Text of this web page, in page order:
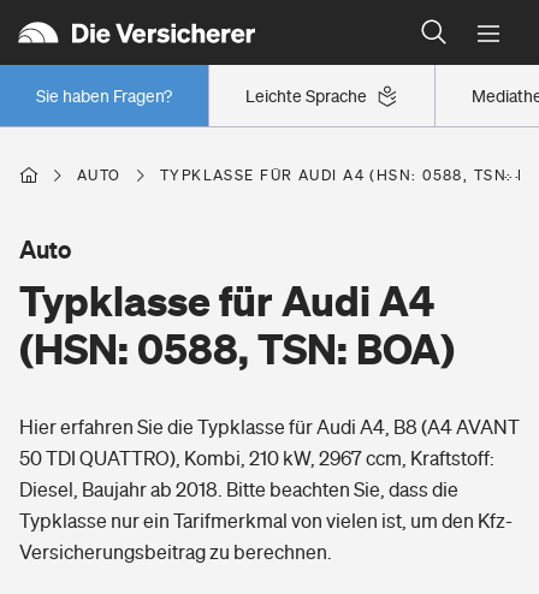
Leichte Sprache
Sie haben Fragen?
Wer versichert was: Jetzt Versicherer finden
Regionalklassen: So ist Ihre Region eingestuft
Wer versichert was: Jetzt Versicherer finden
Berufsunfähigkeitsversicherung
Erwerbsunfähigkeitsversicherung
Grundfähigkeitsversicherung
Arbeitsrechtsschutz
Berufshaftpflichtversicherung
Wohnen
Elementarversicherung
Freizeit
Pri­vate Haft­pflicht­
Gesundheit
AUTO TYPKLASSE FÜR AUDI A4 (HSN: 0588, TSN:
Typklasse für Audi A4
(HSN: 0588, TSN: BOA)
Auto
Hier erfahren Sie die Typklasse für Audi A4, B8 (A4 AVANT
50 TDI QUATTRO), Kombi, 210 kW, 2967 ccm, Kraftstoff:
Diesel, Baujahr ab 2018. Bitte beachten Sie, dass die
Typklasse nur ein Tarifmerkmal von vielen ist, um den Kfz-
Versicherungsbeitrag zu berechnen.